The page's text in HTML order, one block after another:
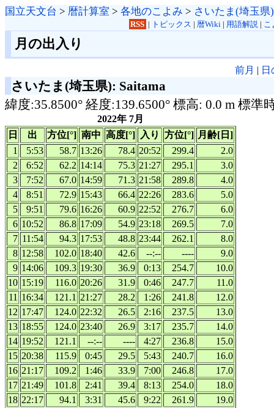
国立天文台 > 暦計算室 > 各地のこよみ > さいたま(埼玉県)
RSS | トピックス | 暦Wiki| 用語解説| こ
月の出入り
前月 |
さいたま(埼玉県): Saitama
緯度:35.8500° 経度:139.6500° 標高: 0.0 m 標準
2022年 7月
日
出 方位[°] 南中 高度[°] 入り 方位[°] 月齢[日]
1
5:53 58.7 13:26 78.4 20:52 299.4
2.0
2
6:52 62.2 14:14 75.3 21:27 295.1
3.0
3
7:52 67.0 14:59 71.3 21:58 289.8
4.0
4
8:51 72.9 15:43 66.4 22:26 283.6
5.0
5
9:51 79.6 16:26 60.9 22:52 276.7
6.0
6 10:52 86.8 17:09 54.9 23:18 269.5
7.0
7 11:54 94.3 17:53 48.8 23:44 262.1
8.0
8 12:58 102.0 18:40 42.6 --:-- ----
9.0
9 14:06 109.3 19:30 36.9 0:13 254.7
10.0
10 15:19 116.0 20:26 31.9 0:46 247.7
11.0
11 16:34 121.1 21:27 28.2 1:26 241.8
12.0
12 17:47 124.0 22:32 26.5 2:16 237.5
13.0
13 18:55 124.0 23:40 26.9 3:17 235.7
14.0
14 19:52 121.1 --:-- ---- 4:27 236.8
15.0
15 20:38 115.9 0:45 29.5 5:43 240.7
16.0
16 21:17 109.2 1:46 33.9 7:00 246.8
17.0
17 21:49 101.8 2:41 39.4 8:13 254.0
18.0
18 22:17 94.1 3:31 45.6 9:22 261.9
19.0